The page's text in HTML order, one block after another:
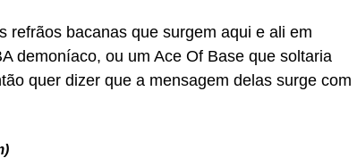
refrãos bacanas que surgem aqui e ali em
demoníaco, ou um Ace Of Base que soltaria
quer dizer que a mensagem delas surge com